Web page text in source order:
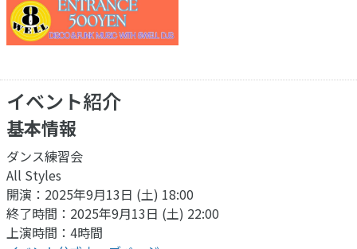
イベント紹介
基本情報
ダンス練習会
All Styles
開演：2025年9月13日 (土) 18:00
終了時間：2025年9月13日 (土) 22:00
上演時間：4時間